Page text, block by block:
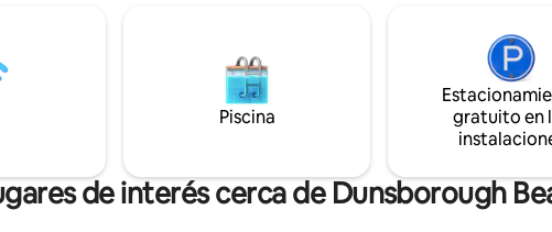
las famosas bodegas de la
belleza natural. Ten en
vista al mar, sin mascotas.
piscina profunda para que te refresques
durante esos calurosos días de verano.
Ubicada a 200 metros del campo de golf,
justo al lado de la ciudad y de la bahía
Geographe, esta casa es ideal para tu
Piscina
gratuito en
de interés cerca de Dunsborough